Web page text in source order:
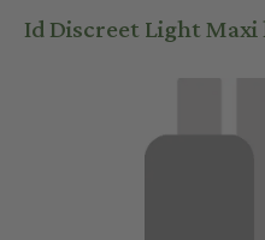
Id Discreet Light